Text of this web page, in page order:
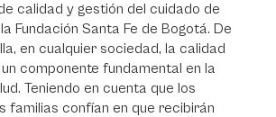
calidad y gestión del cuidado de
Fundación Santa Fe de Bogotá. De
en cualquier sociedad, la calidad
componente fundamental en la
Teniendo en cuenta que los
familias confían en que recibirán